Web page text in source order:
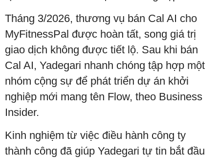
Tháng 3/2026, thương vụ bán Cal AI cho
MyFitnessPal được hoàn tất, song giá trị
giao dịch không được tiết lộ. Sau khi bán
Cal AI, Yadegari nhanh chóng tập hợp một
nhóm cộng sự để phát triển dự án khởi
nghiệp mới mang tên Flow, theo Business
Insider.
Kinh nghiệm từ việc điều hành công ty
thành công đã giúp Yadegari tự tin bắt đầu